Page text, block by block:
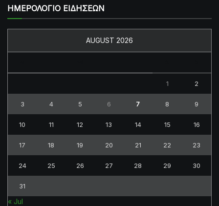
ΗΜΕΡΟΛΟΓΙΟ ΕΙΔΗΣΕΩΝ
AUGUST 2026
1 2
3 4 5 6 7 8 9
10 11 12 13 14 15 16
17 18 19 20 21 22 23
24 25 26 27 28 29 30
31
« Jul